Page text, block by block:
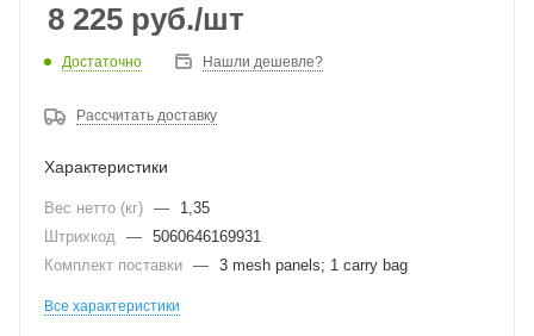
8 225 руб./шт
Достаточно Нашли дешевле?
Рассчитать доставку
Характеристики
Вес нетто (кг) —
1,35
Штрихкод — 5060646169931
Комплект поставки — 3 mesh panels; 1 carry bag
Все характеристики